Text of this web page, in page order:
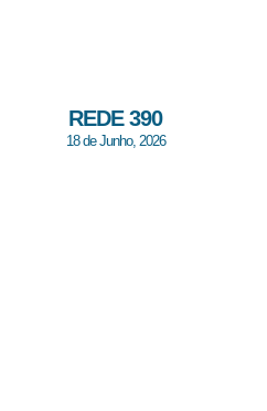
REDE 390
18 de Junho, 2026